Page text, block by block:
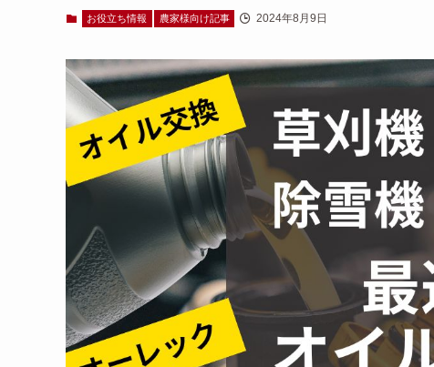
お役立ち情報 農家様向け記事 2024年8月9日